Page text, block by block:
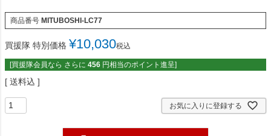
商品番号 MITUBOSHI-LC77
買援隊 特別価格 ¥10,030税込
[買援隊会員なら さらに 456 円相当のポイント進呈]
送料込
お気に入りに登録する